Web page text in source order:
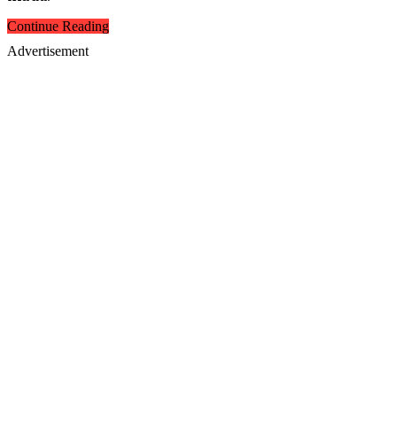
Continue Reading
Advertisement